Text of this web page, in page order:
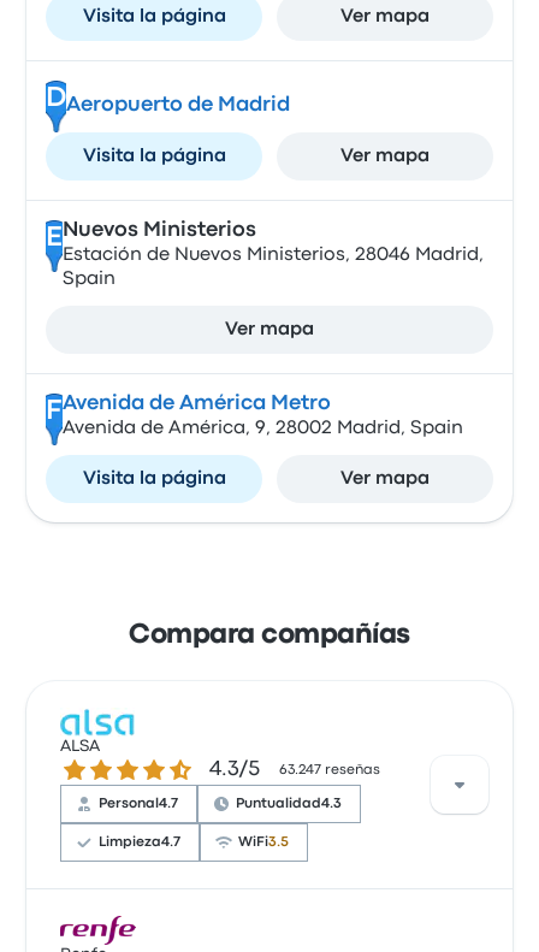
Visita la página Ver mapa
DAeropuerto de Madrid
Visita la página Ver mapa
E Nuevos Ministerios
Estación de Nuevos Ministerios, 28046 Madrid,
Spain
Ver mapa
FAvenida de América Metro
Avenida de América, 9, 28002 Madrid, Spain
Visita la página Ver mapa
Compara compañías
ALSA
4.3 sobre 5 estrellas
4.3/5 63.247 reseñas
Personal4.7 Puntualidad4.3
Limpieza4.7 WiFi3.5
Basándose en 63247 reseñas, la empresa ha